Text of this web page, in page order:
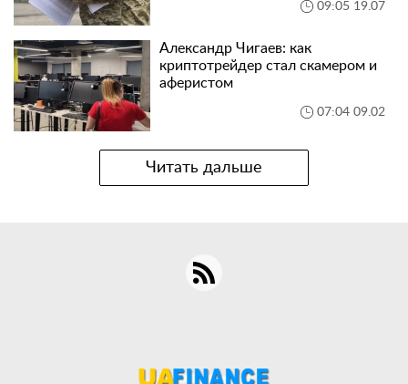
09:05 19.07
Александр Чигаев: как
криптотрейдер стал скамером и
аферистом
07:04 09.02
Читать дальше